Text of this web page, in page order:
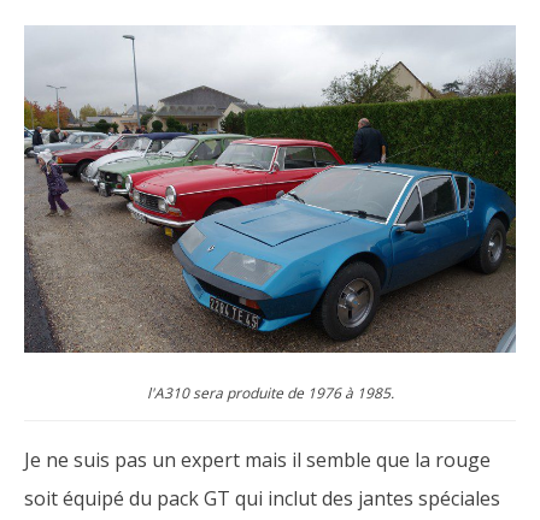
l'A310 sera produite de 1976 à 1985.
Je ne suis pas un expert mais il semble que la rouge
soit équipé du pack GT qui inclut des jantes spéciales